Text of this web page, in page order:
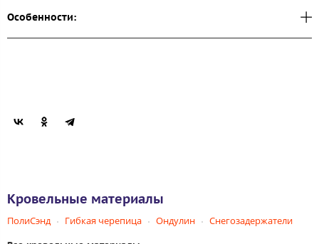
Особенности:
Кровельные материалы
ПолиСэнд Гибкая черепица Ондулин Снегозадержатели